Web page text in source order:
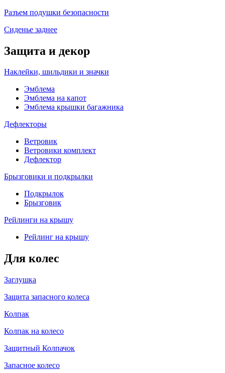
Разъем подушки безопасности
Сиденье заднее
Защита и декор
Наклейки, шильдики и значки
Эмблема
Эмблема на капот
Эмблема крышки багажника
Дефлекторы
Ветровик
Ветровики комплект
Дефлектор
Брызговики и подкрылки
Подкрылок
Брызговик
Рейлинги на крышу
Рейлинг на крышу
Для колес
Заглушка
Защита запасного колеса
Колпак
Колпак на колесо
Защитный Колпачок
Запасное колесо